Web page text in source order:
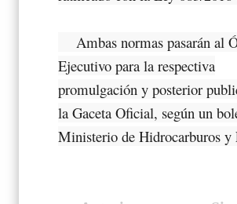
Ambas normas pasarán al
Ejecutivo para la respectiva
promulgación y posterior
la Gaceta Oficial, según un
Ministerio de Hidrocarburos y